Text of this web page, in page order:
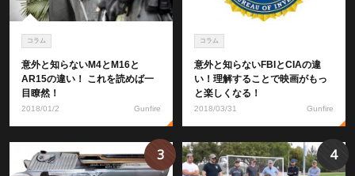
コラム
意外と知らないM4とM16と
AR15の違い！ これを読めば一
目瞭然！
2018/01/2 Gunfire
コラム
意外と知らないFBIとCIAの違
い！理解することで映画がもっ
と楽しくなる！
2018/03/31 Gunfire
3 4